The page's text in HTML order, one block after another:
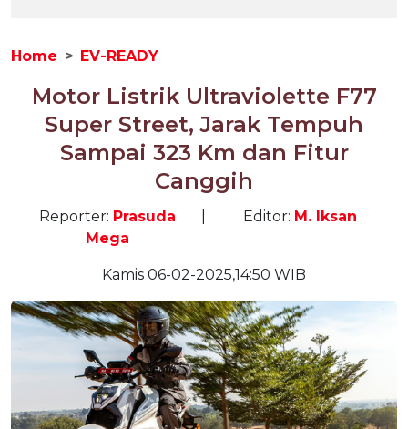
Home EV-READY
Motor Listrik Ultraviolette F77
Super Street, Jarak Tempuh
Sampai 323 Km dan Fitur
Canggih
Reporter: Prasuda
Mega
Editor: M. Iksan
Kamis 06-02-2025,14:50 WIB